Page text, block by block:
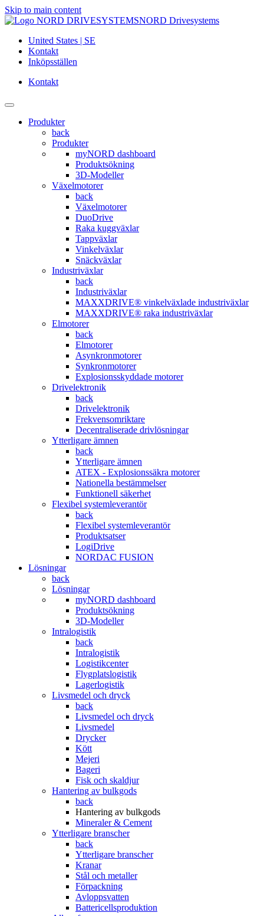
Skip to main content
NORD Drivesystems
United States | SE
Kontakt
Inköpsställen
Kontakt
Produkter
back
Produkter
myNORD dashboard
Produktsökning
3D-Modeller
Växelmotorer
back
Växelmotorer
DuoDrive
Raka kuggväxlar
Tappväxlar
Vinkelväxlar
Snäckväxlar
Industriväxlar
back
Industriväxlar
MAXXDRIVE® vinkelväxlade industriväxlar
MAXXDRIVE® raka industriväxlar
Elmotorer
back
Elmotorer
Asynkronmotorer
Synkronmotorer
Explosionsskyddade motorer
Drivelektronik
back
Drivelektronik
Frekvensomriktare
Decentraliserade drivlösningar
Ytterligare ämnen
back
Ytterligare ämnen
ATEX - Explosionssäkra motorer
Nationella bestämmelser
Funktionell säkerhet
Flexibel systemleverantör
back
Flexibel systemleverantör
Produktsatser
LogiDrive
NORDAC FUSION
Lösningar
back
Lösningar
myNORD dashboard
Produktsökning
3D-Modeller
Intralogistik
back
Intralogistik
Logistikcenter
Flygplatslogistik
Lagerlogistik
Livsmedel och dryck
back
Livsmedel och dryck
Livsmedel
Drycker
Kött
Mejeri
Bageri
Fisk och skaldjur
Hantering av bulkgods
back
Hantering av bulkgods
Mineraler & Cement
Ytterligare branscher
back
Ytterligare branscher
Kranar
Stål och metaller
Förpackning
Avloppsvatten
Battericellsproduktion